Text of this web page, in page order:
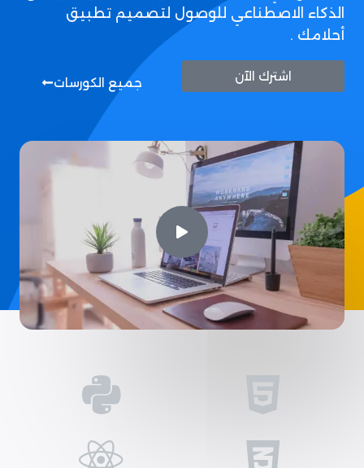
الذكاء الاصطناعي للوصول لتصميم تطبيق
أحلامك .
اشترك الآن جميع الكورسات